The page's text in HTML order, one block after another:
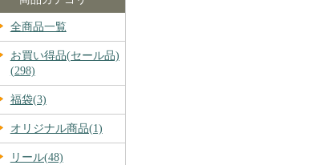
全商品一覧
お買い得品(セール品)
(298)
福袋(3)
オリジナル商品(1)
リール(48)